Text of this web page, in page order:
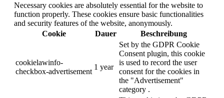
Necessary cookies are absolutely essential for the website to
function properly. These cookies ensure basic functionalities
and security features of the website, anonymously.
Cookie
Dauer Beschreibung
cookielawinfo-
checkbox-advertisement
1 year
Set by the GDPR Cookie
Consent plugin, this cookie
is used to record the user
consent for the cookies in
the "Advertisement"
category .